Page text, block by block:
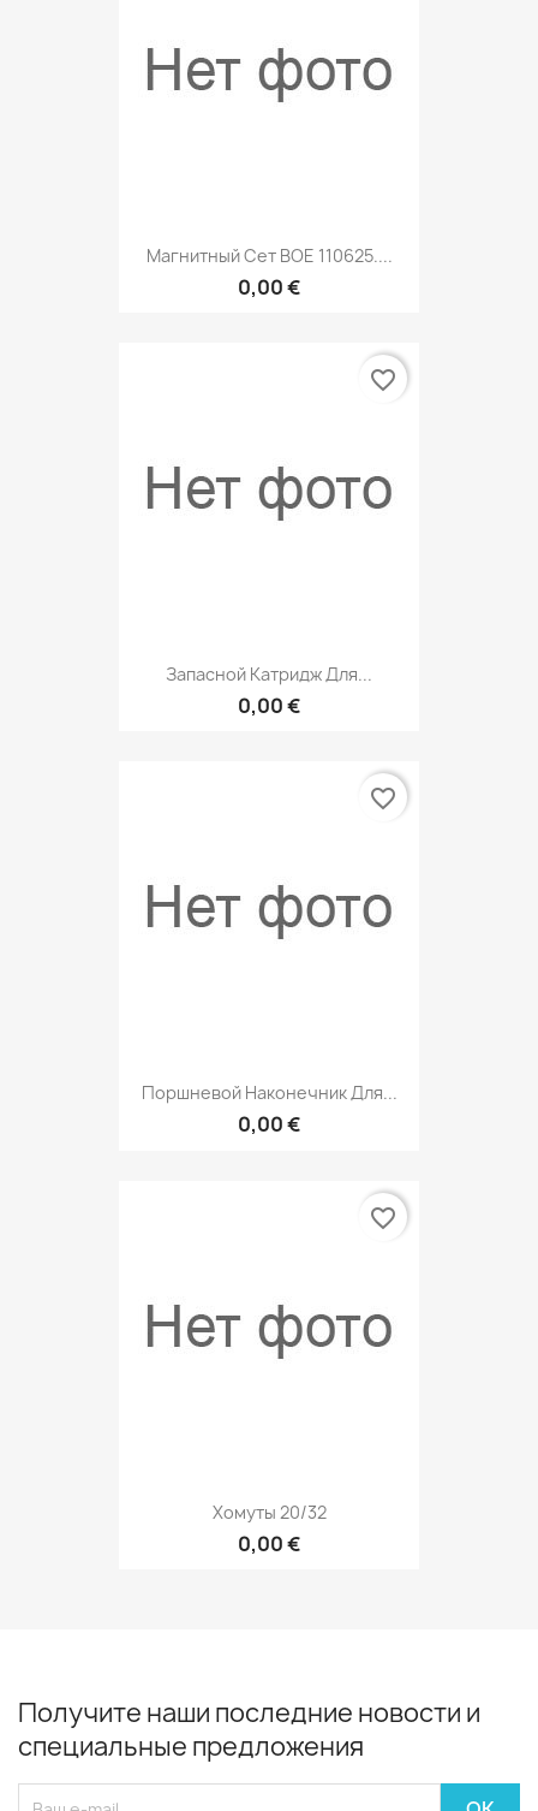
Магнитный Сет BOE 110625....
0,00 €
Запасной Катридж Для...
0,00 €
favorite_border
Поршневой Наконечник Для...
0,00 €
favorite_border
Хомуты 20/32
0,00 €
favorite_border
Получите наши последние новости и
специальные предложения